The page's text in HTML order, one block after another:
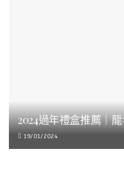
2024過年禮盒推薦｜
19/01/2024